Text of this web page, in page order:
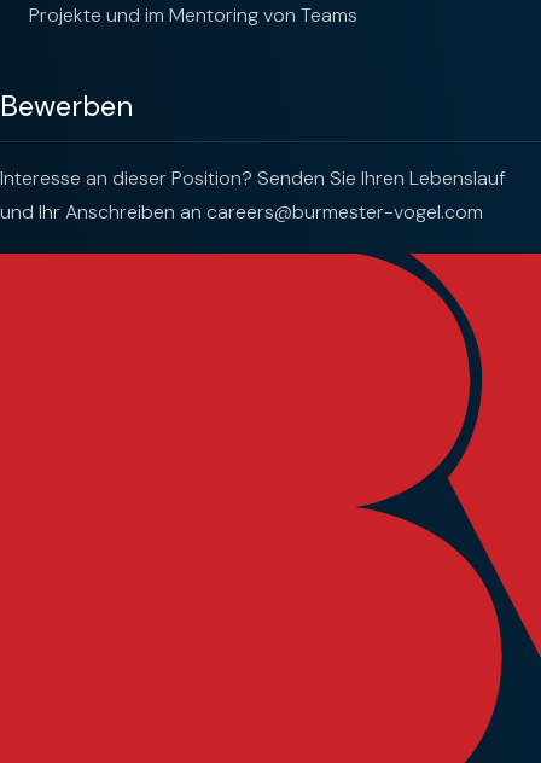
Projekte und im Mentoring von Teams
Bewerben
Interesse an dieser Position? Senden Sie Ihren Lebenslauf
und Ihr Anschreiben an careers@burmester-vogel.com